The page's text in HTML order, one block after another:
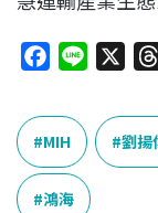
c
e
b
o
e
MIH 劉揚
鴻海